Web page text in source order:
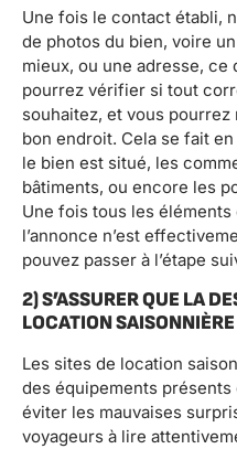
Une fois le contact établi,
de photos du bien, voire
mieux, ou une adresse,
pourrez vérifier si tout
souhaitez, et vous pourrez
bon endroit. Cela se fait
le bien est situé, les
bâtiments, ou encore les
Une fois tous les
l’annonce n’est
pouvez passer à l’étape
2) S’ASSURER QUE LA
LOCATION
Les sites de location
des équipements
éviter les mauvaises
voyageurs à lire